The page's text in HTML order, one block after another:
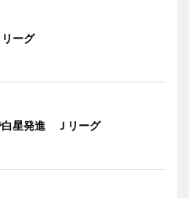
ーグ
白星発進 Ｊリーグ